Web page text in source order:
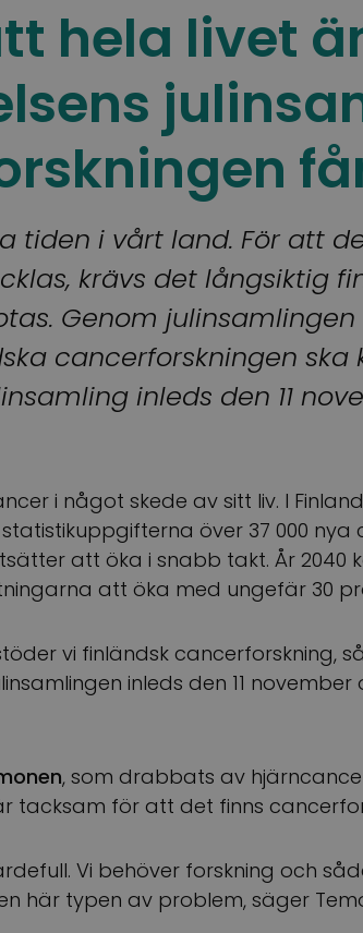
hela livet
tiden i vårt land. För att
krävs det långsiktig
Genom
cancerforskningen ska
inleds den 11
i något skede av sitt liv. I Finland
över 37 000
att öka i snabb takt. År 2040
att öka med ungefär 30
vi finländsk cancerforskning,
inleds den 11
, som drabbats av
tacksam för att det finns
Vi behöver forskning och
här typen av problem, säger